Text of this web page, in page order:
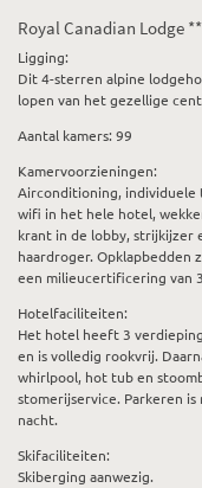
Royal Canadian Lodge
Ligging:
Dit 4-sterren alpine
lopen van het gezellige
Aantal kamers: 99
Kamervoorzieningen:
Airconditioning,
wifi in het hele hotel,
krant in de lobby, strijkijzer
haardroger. Opklapbedden
een milieucertificering van
Hotelfaciliteiten:
Het hotel heeft 3
en is volledig rookvrij.
whirlpool, hot tub en
stomerijservice. Parkeren
nacht.
Skifaciliteiten:
Skiberging aanwezig.